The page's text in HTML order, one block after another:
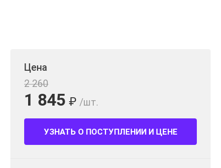
Цена
2 260
1 845 ₽ /шт.
УЗНАТЬ О ПОСТУПЛЕНИИ И ЦЕНЕ